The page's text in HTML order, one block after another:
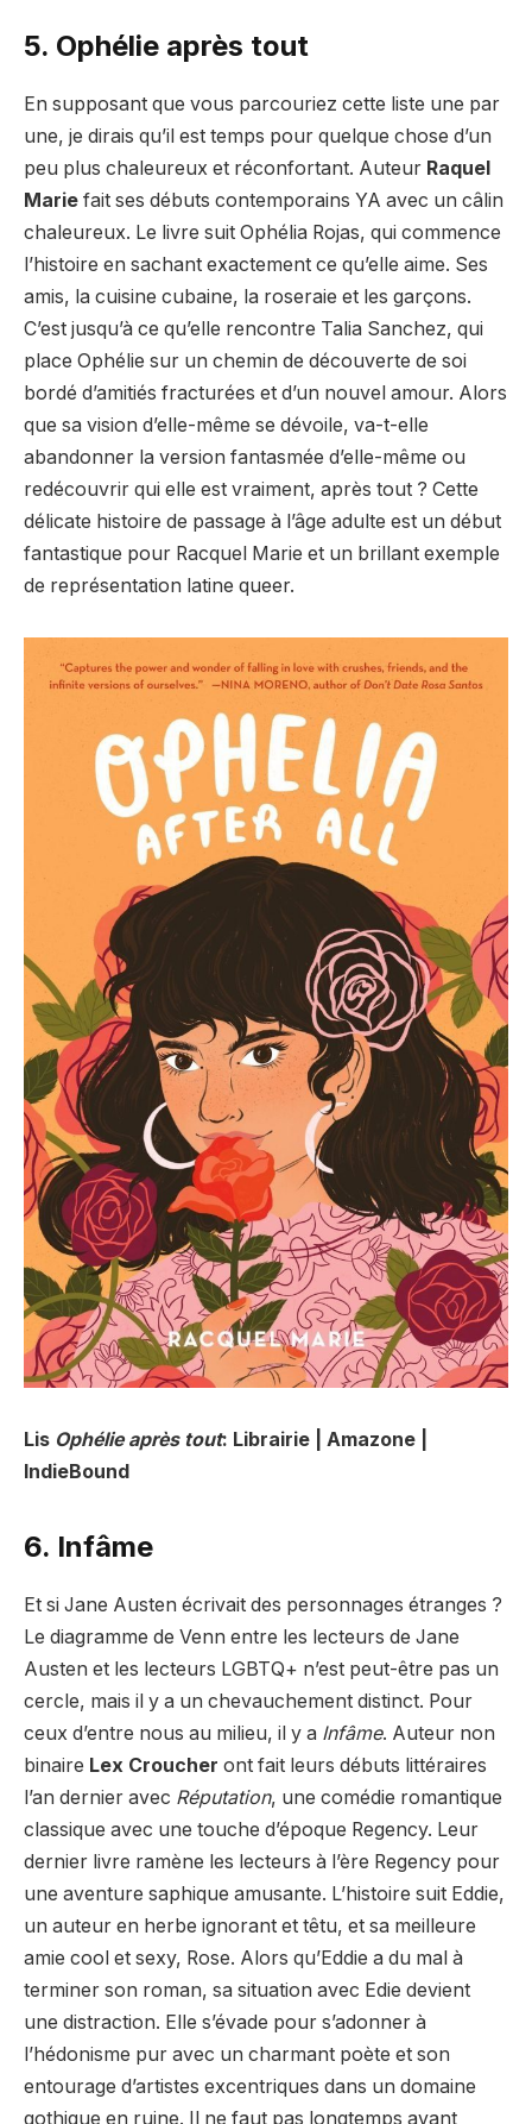
5. Ophélie après tout
En supposant que vous parcouriez cette liste une par
une, je dirais qu’il est temps pour quelque chose d’un
peu plus chaleureux et réconfortant. Auteur Raquel
Marie fait ses débuts contemporains YA avec un câlin
chaleureux. Le livre suit Ophélia Rojas, qui commence
l’histoire en sachant exactement ce qu’elle aime. Ses
amis, la cuisine cubaine, la roseraie et les garçons.
C’est jusqu’à ce qu’elle rencontre Talia Sanchez, qui
place Ophélie sur un chemin de découverte de soi
bordé d’amitiés fracturées et d’un nouvel amour. Alors
que sa vision d’elle-même se dévoile, va-t-elle
abandonner la version fantasmée d’elle-même ou
redécouvrir qui elle est vraiment, après tout ? Cette
délicate histoire de passage à l’âge adulte est un début
fantastique pour Racquel Marie et un brillant exemple
de représentation latine queer.
Lis Ophélie après tout: Librairie | Amazone |
IndieBound
6. Infâme
Et si Jane Austen écrivait des personnages étranges ?
Le diagramme de Venn entre les lecteurs de Jane
Austen et les lecteurs LGBTQ+ n’est peut-être pas un
cercle, mais il y a un chevauchement distinct. Pour
ceux d’entre nous au milieu, il y a Infâme. Auteur non
binaire Lex Croucher ont fait leurs débuts littéraires
l’an dernier avec Réputation, une comédie romantique
classique avec une touche d’époque Regency. Leur
dernier livre ramène les lecteurs à l’ère Regency pour
une aventure saphique amusante. L’histoire suit Eddie,
un auteur en herbe ignorant et têtu, et sa meilleure
amie cool et sexy, Rose. Alors qu’Eddie a du mal à
terminer son roman, sa situation avec Edie devient
une distraction. Elle s’évade pour s’adonner à
l’hédonisme pur avec un charmant poète et son
entourage d’artistes excentriques dans un domaine
gothique en ruine. Il ne faut pas longtemps avant